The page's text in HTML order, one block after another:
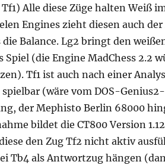
Alle diese Züge halten Weiß
Engines zieht diesen auch
Balance. Lg2 bringt den
Spiel (die Engine MadChess 2.2
Tf1 ist auch nach einer
spielbar (wäre vom DOS-
der Mephisto Berlin 68000
bildet die CT800 Version
den Zug Tf2 nicht aktiv
Tb4 als Antwortzug hängen